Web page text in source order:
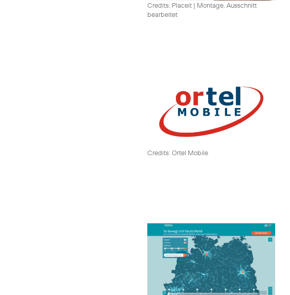
Credits: Placeit | Montage, Ausschnitt
bearbeitet
Credits: Ortel Mobile